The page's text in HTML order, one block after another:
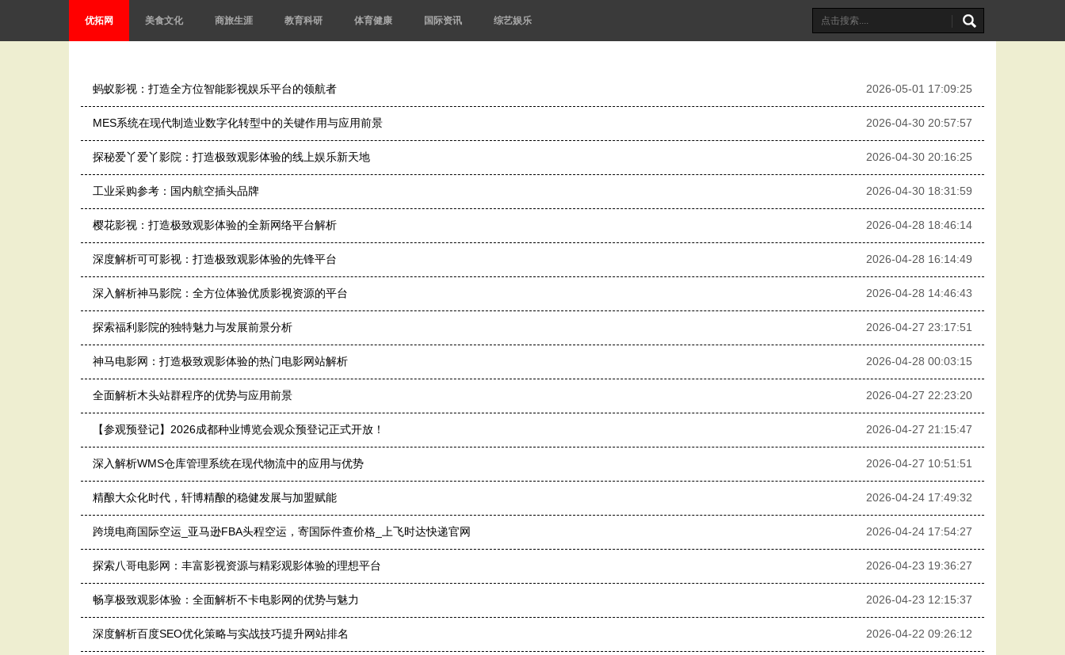
优拓网 美食文化 商旅生涯 教育科研 体育健康 国际资讯 综艺娱乐
蚂蚁影视：打造全方位智能影视娱乐平台的领航者 2026-05-01 17:09:25
MES系统在现代制造业数字化转型中的关键作用与应用前景 2026-04-30 20:57:57
探秘爱丫爱丫影院：打造极致观影体验的线上娱乐新天地 2026-04-30 20:16:25
工业采购参考：国内航空插头品牌 2026-04-30 18:31:59
樱花影视：打造极致观影体验的全新网络平台解析 2026-04-28 18:46:14
深度解析可可影视：打造极致观影体验的先锋平台 2026-04-28 16:14:49
深入解析神马影院：全方位体验优质影视资源的平台 2026-04-28 14:46:43
探索福利影院的独特魅力与发展前景分析 2026-04-27 23:17:51
神马电影网：打造极致观影体验的热门电影网站解析 2026-04-28 00:03:15
全面解析木头站群程序的优势与应用前景 2026-04-27 22:23:20
【参观预登记】2026成都种业博览会观众预登记正式开放！ 2026-04-27 21:15:47
深入解析WMS仓库管理系统在现代物流中的应用与优势 2026-04-27 10:51:51
精酿大众化时代，轩博精酿的稳健发展与加盟赋能 2026-04-24 17:49:32
跨境电商国际空运_亚马逊FBA头程空运，寄国际件查价格_上飞时达快递官网 2026-04-24 17:54:27
探索八哥电影网：丰富影视资源与精彩观影体验的理想平台 2026-04-23 19:36:27
畅享极致观影体验：全面解析不卡电影网的优势与魅力 2026-04-23 12:15:37
深度解析百度SEO优化策略与实战技巧提升网站排名 2026-04-22 09:26:12